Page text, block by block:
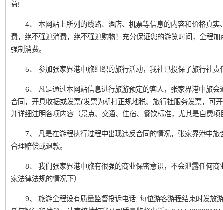
益!
4、 本网站上所列的线路、酒店、机票等信息的内容和价格真
费，绝不强迫消费，绝不强迫购物！充分保证您的游览时间，全程
强制消费。
5、 参加张家界港中旅组织的旅行活动，我社已投保了旅行社责
6、 凡是通过本网站信息进行旅游预定的客人，张家界港中旅
合同，开具收据或发票(发票为机打正规地税、旅行社服务发票，可
并详细注明各项内容（景点、交通、住宿、餐饮标准，尤其是自费
7、 凡是在游程执行过程中出现违反合同的情况，张家界港中
合理赔偿或退款。
8、 我们张家界港中旅有很强的商业保密意识，不会泄露任何
家法律法规的情况下）
9、 旅游全程设有质量监督投诉电话, 每位游客游程结束时发放